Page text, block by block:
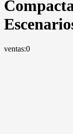
ventas:0